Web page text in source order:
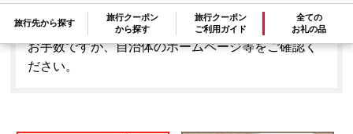
旅行先から探す
旅行クーポン
から探す
旅行クーポン
ご利用ガイド
全ての
お礼の品
「島根県雲南市」はふるぽからお申込みをすること
はできません。
お手数ですが、自治体のホームページ等をご確認く
ださい。